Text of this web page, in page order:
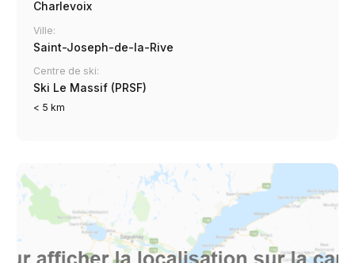
Charlevoix
Ville:
Saint-Joseph-de-la-Rive
Centre de ski:
Ski Le Massif (PRSF)
< 5 km